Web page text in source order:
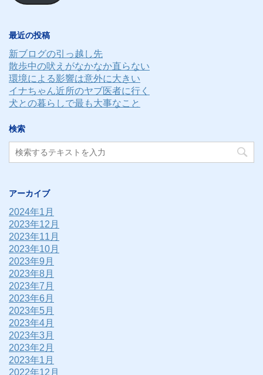
ス
最近の投稿
新ブログの引っ越し先
散歩中の吠えがなかなか直らない
環境による影響は意外に大きい
イナちゃん近所のヤブ医者に行く
犬との暮らしで最も大事なこと
検索
アーカイブ
2024年1月
2023年12月
2023年11月
2023年10月
2023年9月
2023年8月
2023年7月
2023年6月
2023年5月
2023年4月
2023年3月
2023年2月
2023年1月
2022年12月